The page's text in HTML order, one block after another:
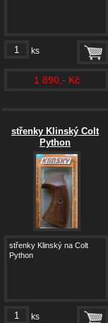
ks
1 890,- Kč
střenky Klinský Colt
Python
střenky Klinský na Colt
Python
ks